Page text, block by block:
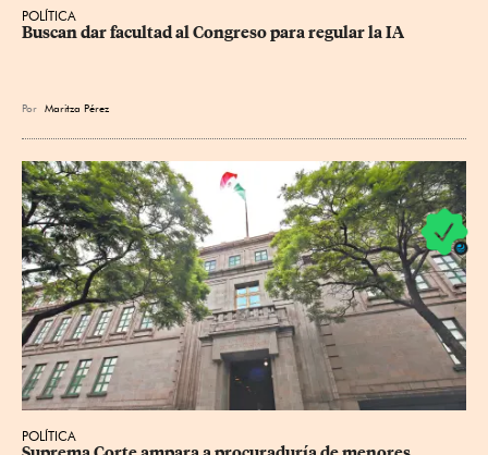
POLÍTICA
Buscan dar facultad al Congreso para regular la IA
Por Maritza Pérez
POLÍTICA